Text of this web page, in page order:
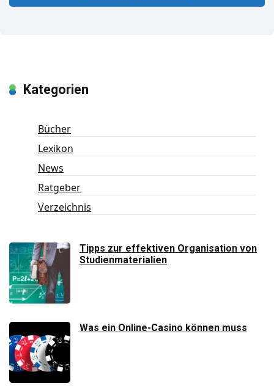
Kategorien
Bücher
Lexikon
News
Ratgeber
Verzeichnis
Tipps zur effektiven Organisation von
Studienmaterialien
Was ein Online-Casino können muss